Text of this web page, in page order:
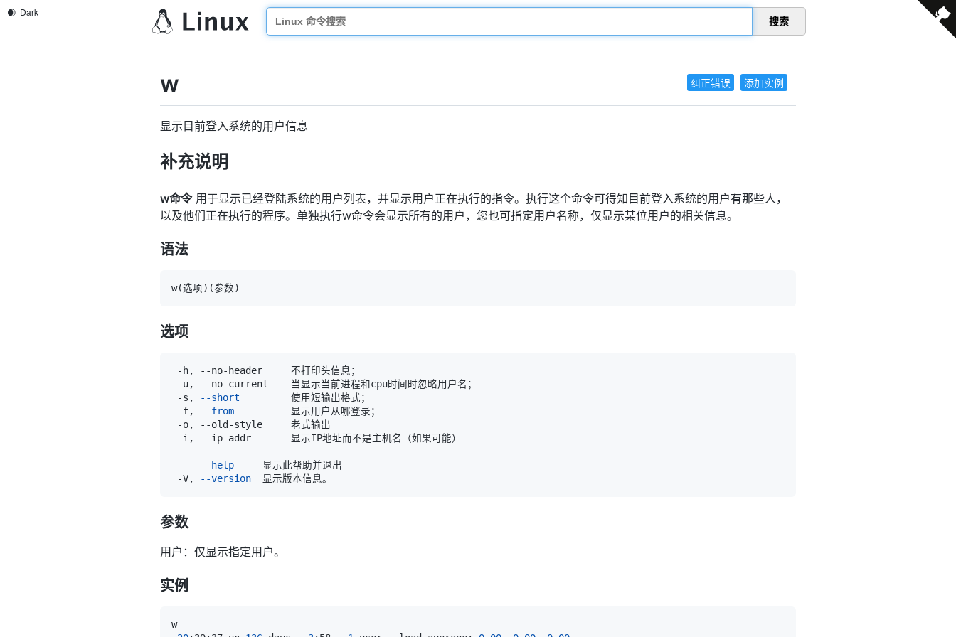
搜索
纠正错误 添加实例
w
显示目前登入系统的用户信息
补充说明
w命令用于显示已经登陆系统的用户列表，并显示用户正在执行的指令。执行这个命令可得知目前登入系统的用户有那些人，
以及他们正在执行的程序。单独执行w命令会显示所有的用户，您也可指定用户名称，仅显示某位用户的相关信息。
语法
w(选项) (参数)
选项
-s,
--short
-f,
--from
--help
-V,
--version
参数
用户：仅显示指定用户。
实例